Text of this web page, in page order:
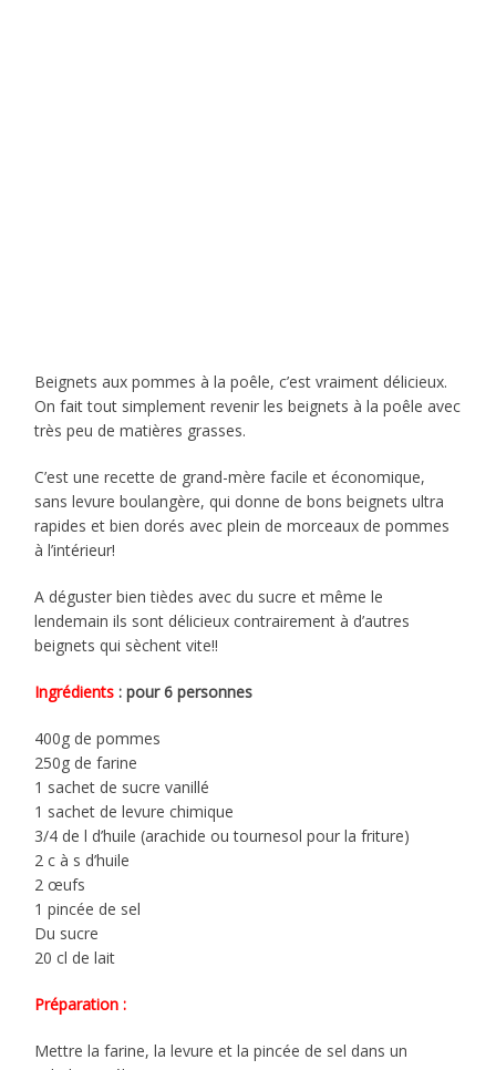
Beignets aux pommes à la poêle, c’est vraiment délicieux.
On fait tout simplement revenir les beignets à la poêle avec
très peu de matières grasses.
C’est une recette de grand-mère facile et économique,
sans levure boulangère, qui donne de bons beignets ultra
rapides et bien dorés avec plein de morceaux de pommes
à l’intérieur!
A déguster bien tièdes avec du sucre et même le
lendemain ils sont délicieux contrairement à d’autres
beignets qui sèchent vite!!
Ingrédients : pour 6 personnes
400g de pommes
250g de farine
1 sachet de sucre vanillé
1 sachet de levure chimique
3/4 de l d’huile (arachide ou tournesol pour la friture)
2 c à s d’huile
2 œufs
1 pincée de sel
Du sucre
20 cl de lait
Préparation :
Mettre la farine, la levure et la pincée de sel dans un